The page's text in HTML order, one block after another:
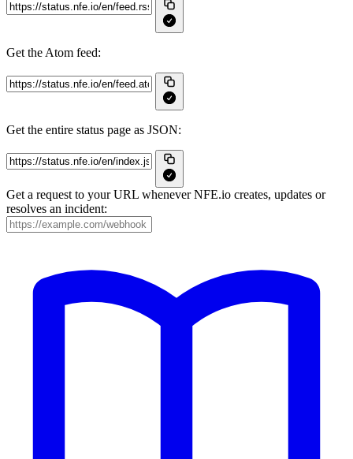
Get the Atom feed:
Get the entire status page as JSON:
Get a request to your URL whenever NFE.io creates, updates or
resolves an incident: